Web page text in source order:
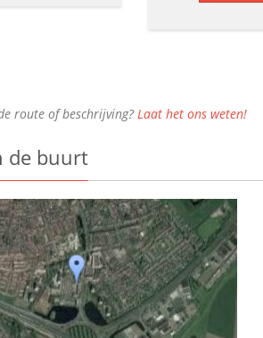
route of beschrijving?Laat het ons weten!
de buurt